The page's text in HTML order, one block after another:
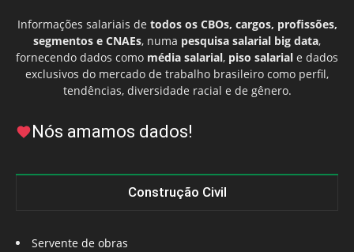
Informações salariais de todos os CBOs, cargos, profissões,
segmentos e CNAEs, numa pesquisa salarial big data,
fornecendo dados como média salarial, piso salarial e dados
exclusivos do mercado de trabalho brasileiro como perfil,
tendências, diversidade racial e de gênero.
Nós amamos dados!
Construção Civil
Servente de obras